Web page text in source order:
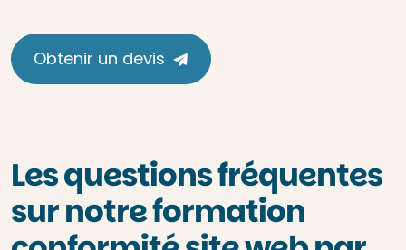
Obtenir un devis
Les questions fréquentes
sur notre formation